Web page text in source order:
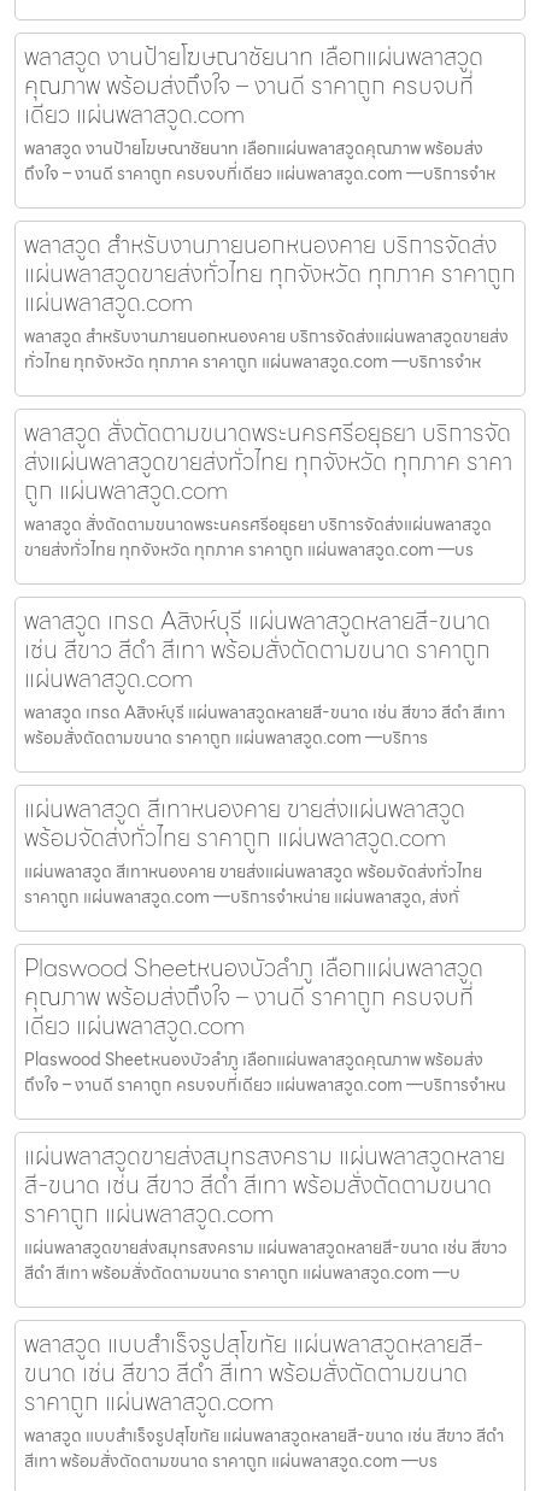
พลาสวูด งานป้ายโฆษณาชัยนาท เลือกแผ่นพลาสวูด
คุณภาพ พร้อมส่งถึงใจ – งานดี ราคาถูก ครบจบที่
เดียว แผ่นพลาสวูด.com
พลาสวูด งานป้ายโฆษณาชัยนาท เลือกแผ่นพลาสวูดคุณภาพ พร้อมส่ง
ถึงใจ – งานดี ราคาถูก ครบจบที่เดียว แผ่นพลาสวูด.com —บริการจำห
พลาสวูด สำหรับงานภายนอกหนองคาย บริการจัดส่ง
แผ่นพลาสวูดขายส่งทั่วไทย ทุกจังหวัด ทุกภาค ราคาถูก
แผ่นพลาสวูด.com
พลาสวูด สำหรับงานภายนอกหนองคาย บริการจัดส่งแผ่นพลาสวูดขายส่ง
ทั่วไทย ทุกจังหวัด ทุกภาค ราคาถูก แผ่นพลาสวูด.com —บริการจำห
พลาสวูด สั่งตัดตามขนาดพระนครศรีอยุธยา บริการจัด
ส่งแผ่นพลาสวูดขายส่งทั่วไทย ทุกจังหวัด ทุกภาค ราคา
ถูก แผ่นพลาสวูด.com
พลาสวูด สั่งตัดตามขนาดพระนครศรีอยุธยา บริการจัดส่งแผ่นพลาสวูด
ขายส่งทั่วไทย ทุกจังหวัด ทุกภาค ราคาถูก แผ่นพลาสวูด.com —บร
พลาสวูด เกรด Aสิงห์บุรี แผ่นพลาสวูดหลายสี-ขนาด
เช่น สีขาว สีดำ สีเทา พร้อมสั่งตัดตามขนาด ราคาถูก
แผ่นพลาสวูด.com
พลาสวูด เกรด Aสิงห์บุรี แผ่นพลาสวูดหลายสี-ขนาด เช่น สีขาว สีดำ สีเทา
พร้อมสั่งตัดตามขนาด ราคาถูก แผ่นพลาสวูด.com —บริการ
แผ่นพลาสวูด สีเทาหนองคาย ขายส่งแผ่นพลาสวูด
พร้อมจัดส่งทั่วไทย ราคาถูก แผ่นพลาสวูด.com
แผ่นพลาสวูด สีเทาหนองคาย ขายส่งแผ่นพลาสวูด พร้อมจัดส่งทั่วไทย
ราคาถูก แผ่นพลาสวูด.com —บริการจำหน่าย แผ่นพลาสวูด, ส่งทั่
Plaswood Sheetหนองบัวลำภู เลือกแผ่นพลาสวูด
คุณภาพ พร้อมส่งถึงใจ – งานดี ราคาถูก ครบจบที่
เดียว แผ่นพลาสวูด.com
Plaswood Sheetหนองบัวลำภู เลือกแผ่นพลาสวูดคุณภาพ พร้อมส่ง
ถึงใจ – งานดี ราคาถูก ครบจบที่เดียว แผ่นพลาสวูด.com —บริการจำหน
แผ่นพลาสวูดขายส่งสมุทรสงคราม แผ่นพลาสวูดหลาย
สี-ขนาด เช่น สีขาว สีดำ สีเทา พร้อมสั่งตัดตามขนาด
ราคาถูก แผ่นพลาสวูด.com
แผ่นพลาสวูดขายส่งสมุทรสงคราม แผ่นพลาสวูดหลายสี-ขนาด เช่น สีขาว
สีดำ สีเทา พร้อมสั่งตัดตามขนาด ราคาถูก แผ่นพลาสวูด.com —บ
พลาสวูด แบบสำเร็จรูปสุโขทัย แผ่นพลาสวูดหลายสี-
ขนาด เช่น สีขาว สีดำ สีเทา พร้อมสั่งตัดตามขนาด
ราคาถูก แผ่นพลาสวูด.com
พลาสวูด แบบสำเร็จรูปสุโขทัย แผ่นพลาสวูดหลายสี-ขนาด เช่น สีขาว สีดำ
สีเทา พร้อมสั่งตัดตามขนาด ราคาถูก แผ่นพลาสวูด.com —บร